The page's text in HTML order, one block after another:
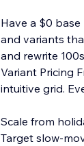
Have a $0
and variants
and rewrite
Variant Pricing
intuitive grid.
Scale from
Target slow-